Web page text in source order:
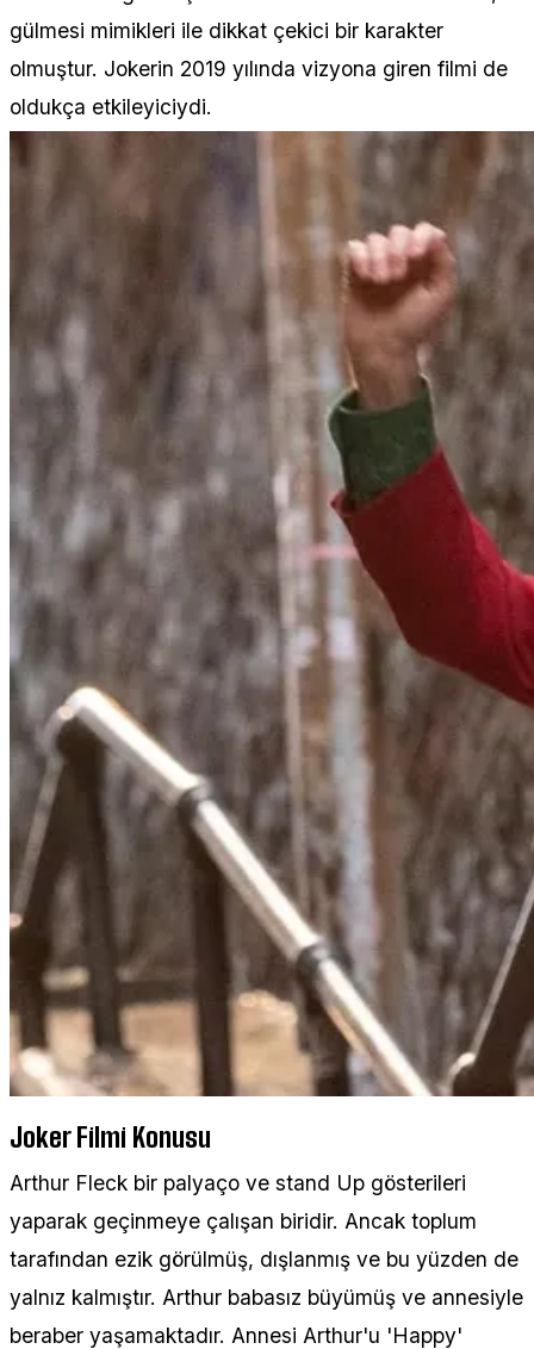
gülmesi mimikleri ile dikkat çekici bir karakter
olmuştur. Jokerin 2019 yılında vizyona giren filmi de
oldukça etkileyiciydi.
Joker Filmi Konusu
Arthur Fleck bir palyaço ve stand Up gösterileri
yaparak geçinmeye çalışan biridir. Ancak toplum
tarafından ezik görülmüş, dışlanmış ve bu yüzden de
yalnız kalmıştır. Arthur babasız büyümüş ve annesiyle
beraber yaşamaktadır. Annesi Arthur'u 'Happy'